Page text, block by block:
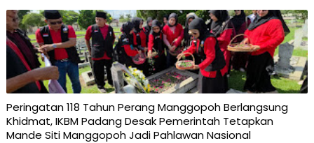
Peringatan 118 Tahun Perang Manggopoh Berlangsung
Khidmat, IKBM Padang Desak Pemerintah Tetapkan
Mande Siti Manggopoh Jadi Pahlawan Nasional